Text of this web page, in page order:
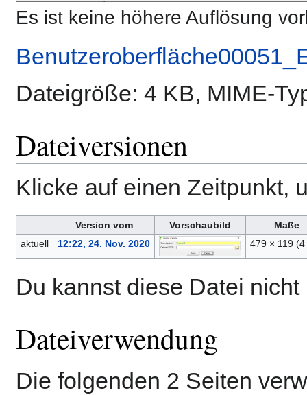
Es ist keine höhere Auflösung
Dateigröße: 4 KB, MIME-
Dateiversionen
Klicke auf einen Zeitpunkt,
Version vom Vorschaubild
Maße
aktuell
12:22, 24. Nov. 2020 479 × 119 (4
Du kannst diese Datei
Dateiverwendung
Die folgenden 2 Seiten